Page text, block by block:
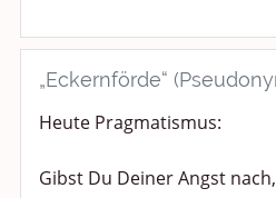
„Eckernförde“
Heute Pragmatismus:
Gibst Du Deiner Angst